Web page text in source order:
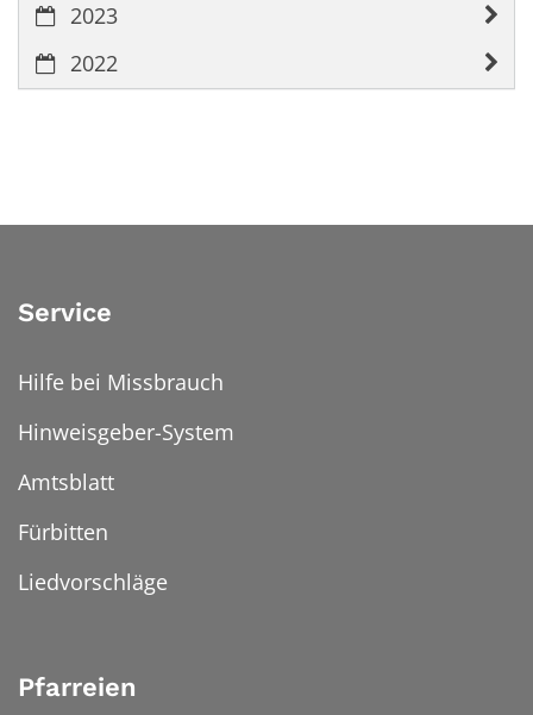
2023
2022
Service
Hilfe bei Missbrauch
Hinweisgeber-System
Amtsblatt
Fürbitten
Liedvorschläge
Pfarreien